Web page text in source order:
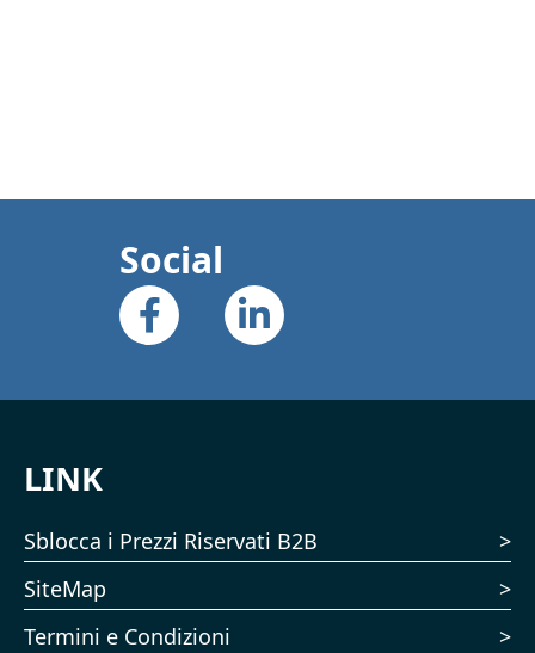
Social
LINK
Sblocca i Prezzi Riservati B2B
SiteMap
Termini e Condizioni